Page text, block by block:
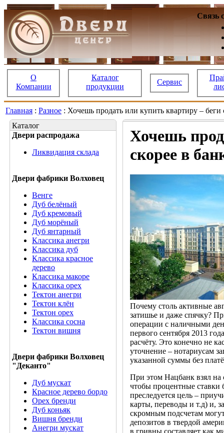
Связь
О
Компании
Каталог
продукции
Сервис
Главная : Разное : Хочешь продать или купить квартиру – беги
Каталог
Двери распродажа
Ликвидация склада
Двери фабрики Волховец
Венге
Дуб белёный
Дуб кремовый
Дуб морёный
Дуб янтарный
Классика анегри
Классика дуб
Классика красное
дерево
Классика макоре
Классика орех
Тектон анегри
Тектон клён
Тектон орех
Классика сосна
Тектон вишня
Двери фабрики Волховец
"Деканто"
Дуб мускат
Красное дерево бордо
Орех бренди
Дуб коньяк
Вишня бренди
Анегри мускат
Хочешь
скорее в
Почему столь активные
затишье и даже спячку?
операции с наличными
первого сентября 2013
расчёту. Это конечно не
уточнение – нотариусам
указанной суммы без
При этом Нацбанк взял на
чтобы процентные ставки
преследуется цель –
карты, переводы и т.д) и,
скромным подсчетам
депозитов в твердой